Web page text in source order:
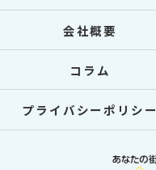
会社概要
コラム
プライバシーポリシー